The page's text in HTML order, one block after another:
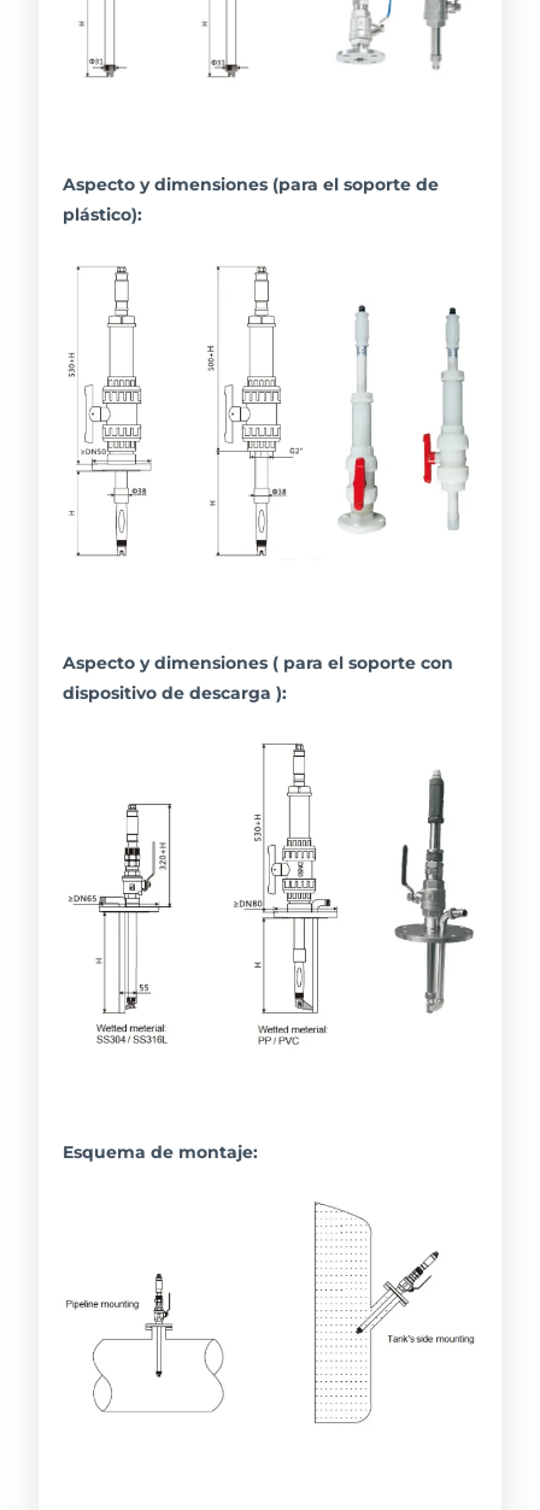
Aspecto y dimensiones (para el soporte de
plástico):
Aspecto y dimensiones ( para el soporte con
dispositivo de descarga ):
Esquema de montaje: